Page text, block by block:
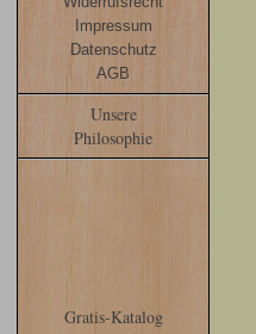
Impressum
Datenschutz
AGB
Unsere
Philosophie
Gratis-Katalog